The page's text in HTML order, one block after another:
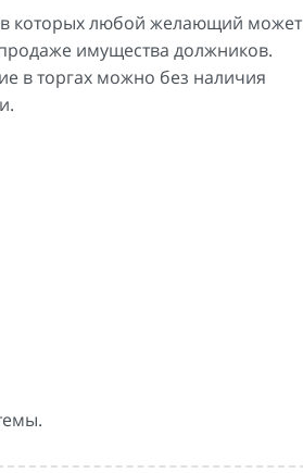
в которых любой желающий может
имущества должников.
в торгах можно без наличия